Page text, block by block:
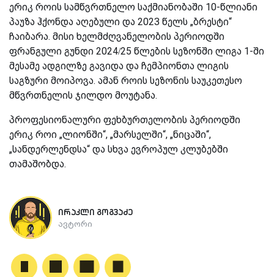
ერიკ როის სამწვრთნელო საქმიანობაში 10-წლიანი
პაუზა ჰქონდა აღებული და 2023 წელს „ბრესტი“
ჩაიბარა. მისი ხელმძღვანელობის პერიოდში
ფრანგული გუნდი 2024/25 წლების სეზონში ლიგა 1-ში
მესამე ადგილზე გავიდა და ჩემპიონთა ლიგის
საგზური მოიპოვა. ამან როის სეზონის საუკეთესო
მწვრთნელის ჯილდო მოუტანა.
პროფესიონალური ფეხბურთელობის პერიოდში
ერიკ როი „ლიონში“, „მარსელში“, „ნიცაში“,
„სანდერლენდსა“ და სხვა ევროპულ კლუბებში
თამაშობდა.
ირაკლი გოგვაძე
ავტორი